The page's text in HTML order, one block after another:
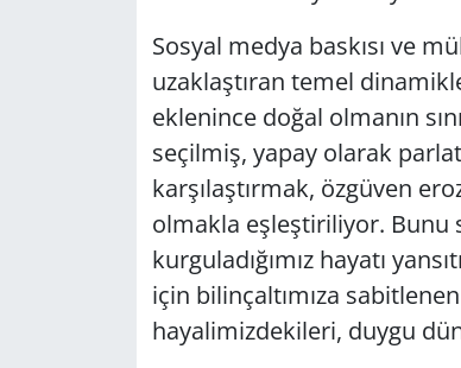
Sosyal medya baskısı ve
uzaklaştıran temel
eklenince doğal olmanın
seçilmiş, yapay olarak
karşılaştırmak, özgüven
olmakla eşleştiriliyor. Bunu
kurguladığımız hayatı
için bilinçaltımıza
hayalimizdekileri, duygu